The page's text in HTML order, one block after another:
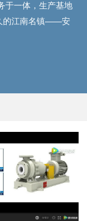
于一体，生产基地
的江南名镇——安